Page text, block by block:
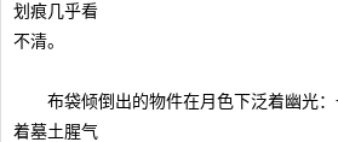
划痕几乎看
不清。
布袋倾倒出的物件在月色下泛着幽光：
着墓土腥气